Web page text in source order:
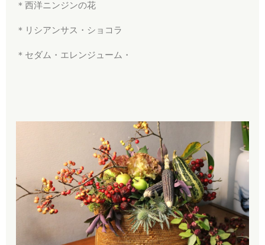
＊西洋ニンジンの花
＊リシアンサス・ショコラ
＊セダム・エレンジューム・